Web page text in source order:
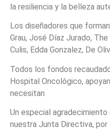
la resiliencia y la belleza
Los diseñadores que
Grau, José Díaz Jurado,
Culis, Edda Gonzalez, De
Todos los fondos
Hospital Oncológico,
necesitan
Un especial
nuestra Junta Directiva,